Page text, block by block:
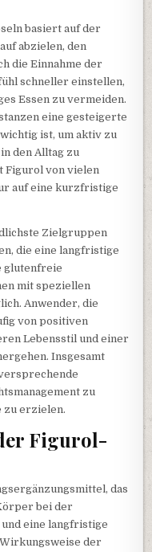
basiert auf der
abzielen, den
die Einnahme der
schneller einstellen,
Essen zu vermeiden.
eine gesteigerte
ist, um aktiv zu
den Alltag zu
Figurol von vielen
auf eine kurzfristige
Zielgruppen
die eine langfristige
glutenfreie
mit speziellen
Anwender, die
von positiven
Lebensstil und einer
Insgesamt
zu
zu erzielen.
Figurol-
das
bei der
eine langfristige
der